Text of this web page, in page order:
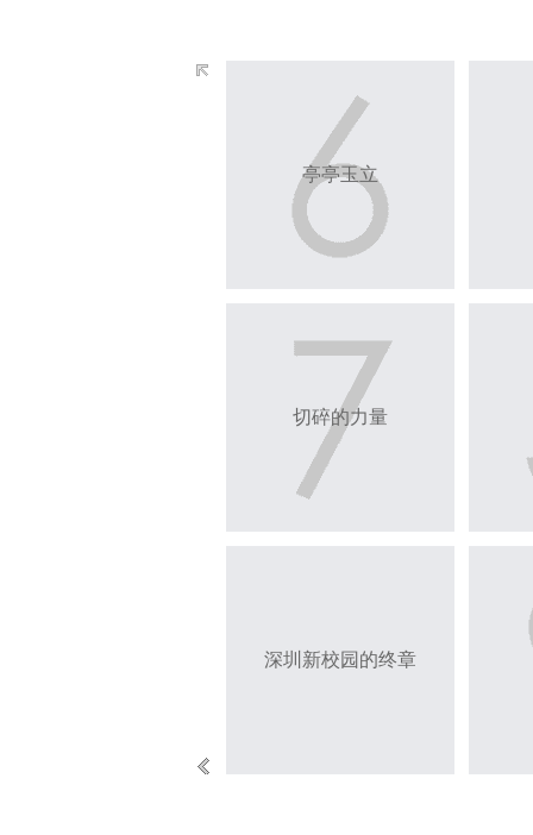
亭亭玉立
切碎的力量
深圳新校园的终章